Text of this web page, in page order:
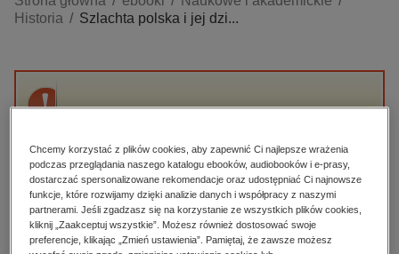
Zobacz wszystkie E-prasa
budownictwo, aranżacja wnętrz
dzienniki
edukacja
hobby, sport, rozrywka
komputery, internet, technologie, informatyka
Historia
Szlachta polska i jej dzi...
Przepraszamy, ale produkt „Szlachta polska i
High-contrast mode
Polecane
Chcemy korzystać z plików cookies, aby zapewnić Ci najlepsze wrażenia
podczas przeglądania naszego katalogu ebooków, audiobooków i e-prasy,
dostarczać spersonalizowane rekomendacje oraz udostępniać Ci najnowsze
funkcje, które rozwijamy dzięki analizie danych i współpracy z naszymi
partnerami. Jeśli zgadzasz się na korzystanie ze wszystkich plików cookies,
kliknij „Zaakceptuj wszystkie”. Możesz również dostosować swoje
preferencje, klikając „Zmień ustawienia”. Pamiętaj, że zawsze możesz